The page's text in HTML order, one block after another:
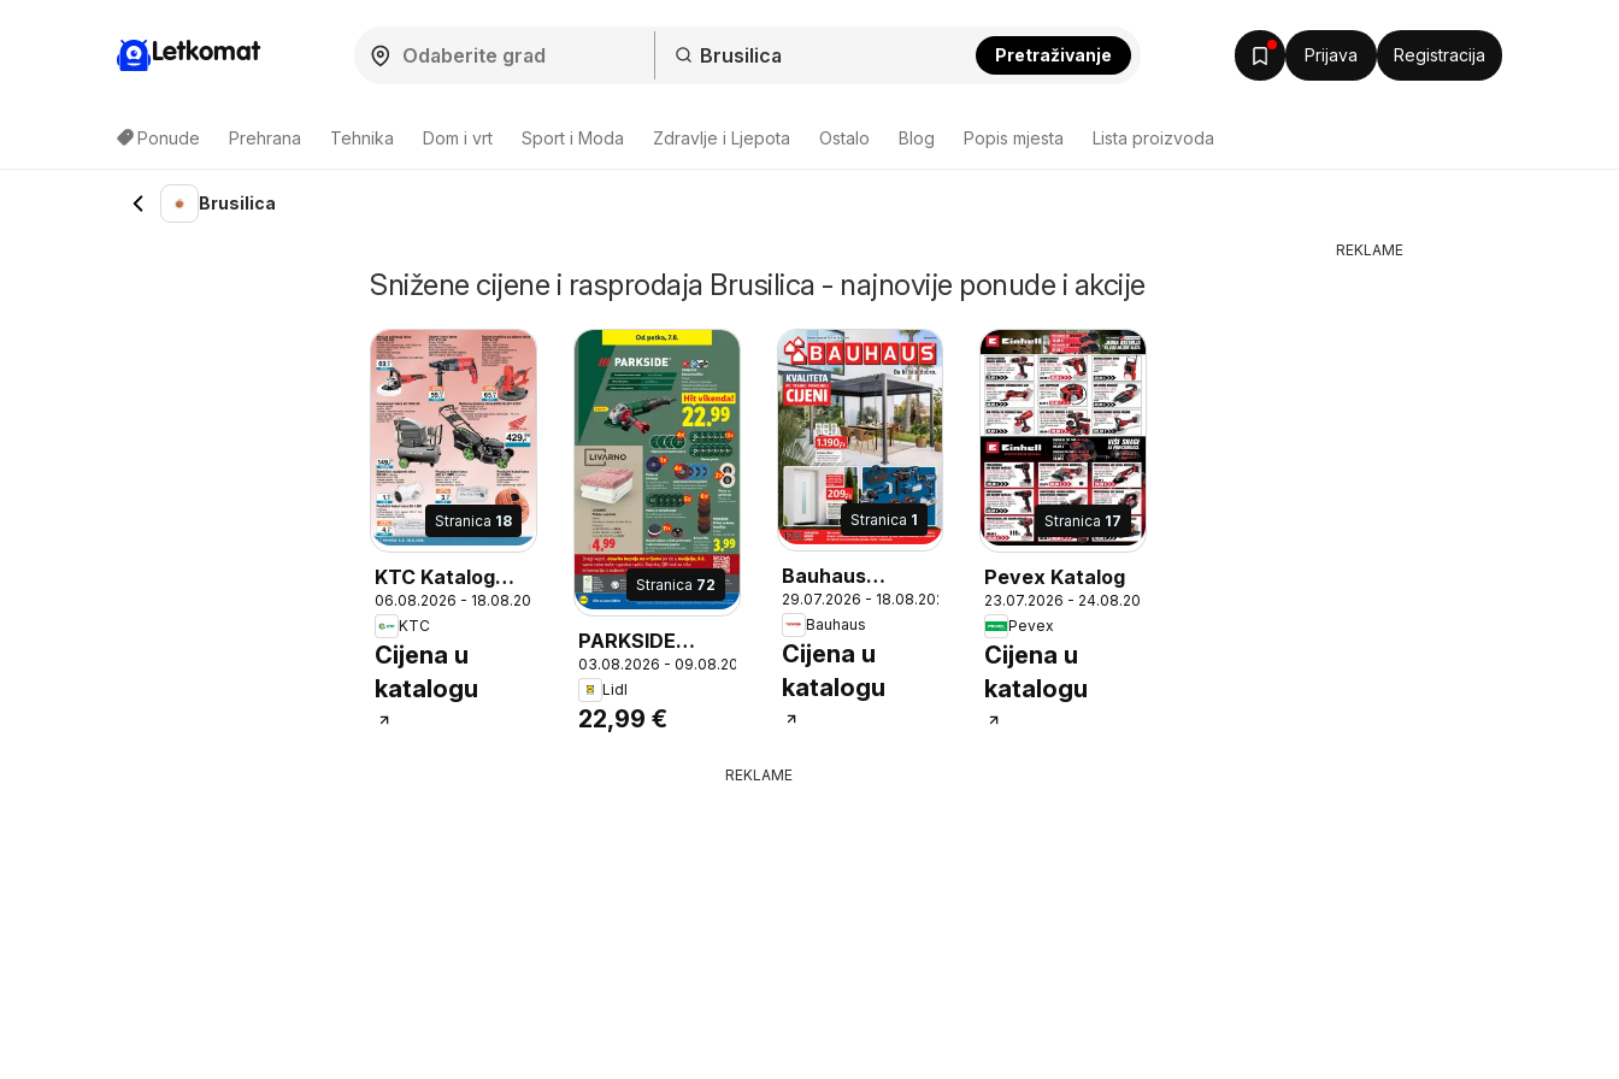
Letkomat Pretraživanje Prijava Registracija
Ponude Prehrana Tehnika Dom i vrt Sport i Moda Zdravlje i Ljepota Ostalo Blog Popis mjesta Lista proizvoda
Brusilica
Snižene cijene i rasprodaja Brusilica - najnovije ponude i akcije
Stranica 18
KTC Katalog
tehnike i
posuđa
06.08.2026 - 18.08.2026
KTC
Cijena u
katalogu
Stranica 72
PARKSIDE
Kutna brusilica,
Praznohodna
brzina vrtnje:
Dimenzija ploče:
03.08.2026 - 09.08.2026
Lidl
22,99 €
Stranica 1
Bauhaus
Katalog
29.07.2026 - 18.08.2026
Bauhaus
Cijena u
katalogu
Stranica 17
Pevex Katalog
23.07.2026 - 24.08.2026
Pevex
Cijena u
katalogu
REKLAME
REKLAME